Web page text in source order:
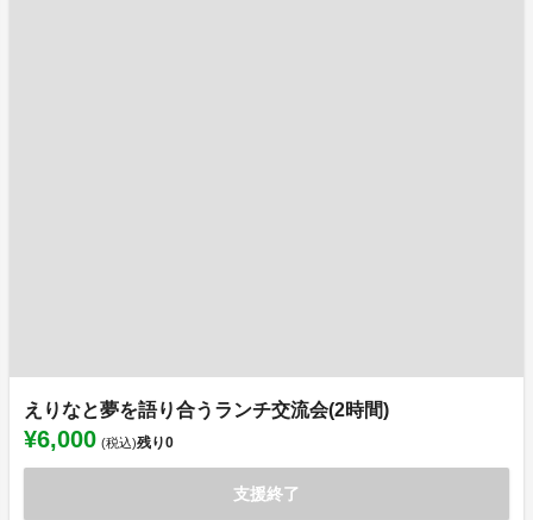
えりなと夢を語り合うランチ交流会(2時間)
¥6,000 (税込)残り0
支援終了